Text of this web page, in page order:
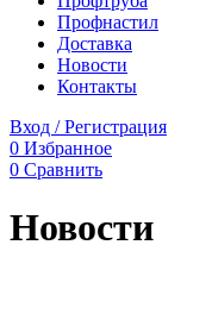
Профнастил
Доставка
Новости
Контакты
Вход / Регистрация
0 Избранное
0 Сравнить
Новости